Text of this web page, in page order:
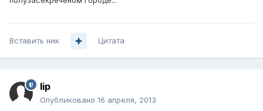
Вставить ник Цитата
lip
Опубликовано 16 апреля, 2013